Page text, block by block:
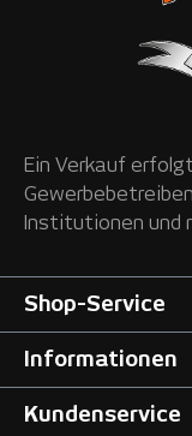
Ein Verkauf
Institutionen und
Shop-Service
Informationen
Kundenservice